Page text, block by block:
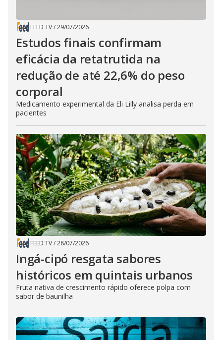
FEED TV/29/07/2026
Estudos finais confirmam
eficácia da retatrutida na
redução de até 22,6% do peso
corporal
Medicamento experimental da Eli Lilly analisa perda em
pacientes
FEED TV/28/07/2026
Ingá-cipó resgata sabores
históricos em quintais urbanos
Fruta nativa de crescimento rápido oferece polpa com
sabor de baunilha